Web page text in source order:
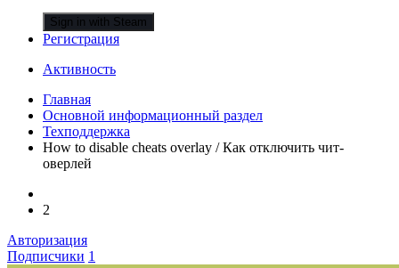
Sign in with Steam
Регистрация
Активность
Главная
Основной информационный раздел
Техподдержка
How to disable cheats overlay / Как отключить чит-
оверлей
2
Авторизация
Подписчики 1